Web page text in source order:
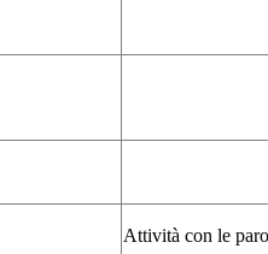
Attività con le